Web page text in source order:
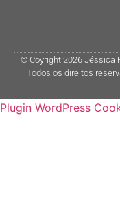
© Coyright 2026 Jéssica
Todos os direitos
Plugin WordPress